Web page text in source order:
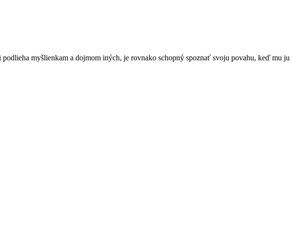
myšlienkam a dojmom iných, je rovnako schopný spoznať svoju povahu, keď mu ju